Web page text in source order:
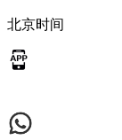
北京时间